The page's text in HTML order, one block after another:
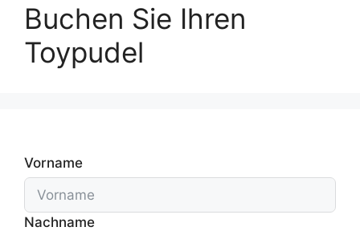
Buchen Sie Ihren
Toypudel
Vorname
Nachname